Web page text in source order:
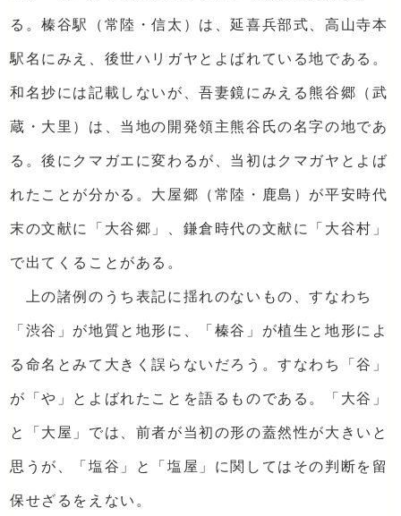
る。榛谷駅（常陸・信太）は、延喜兵部式、高山寺本
駅名にみえ、後世ハリガヤとよばれている地である。
和名抄には記載しないが、吾妻鏡にみえる熊谷郷（武
蔵・大里）は、当地の開発領主熊谷氏の名字の地であ
る。後にクマガエに変わるが、当初はクマガヤとよば
れたことが分かる。大屋郷（常陸・鹿島）が平安時代
末の文献に「大谷郷」、鎌倉時代の文献に「大谷村」
で出てくることがある。
上の諸例のうち表記に揺れのないもの、すなわち
「渋谷」が地質と地形に、「榛谷」が植生と地形によ
る命名とみて大きく誤らないだろう。すなわち「谷」
が「や」とよばれたことを語るものである。「大谷」
と「大屋」では、前者が当初の形の蓋然性が大きいと
思うが、「塩谷」と「塩屋」に関してはその判断を留
保せざるをえない。